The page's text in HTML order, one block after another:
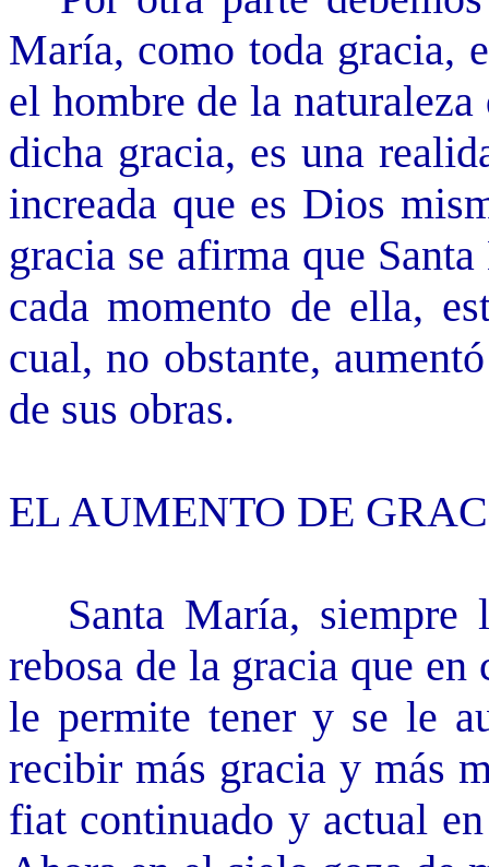
María, como toda gracia,
el hombre de la
dicha gracia, es una
increada que es Dios
gracia se afirma que
cada momento de ella,
cual, no obstante,
de sus obras.
EL AUMENTO DE
Santa María, siempre
rebosa de la gracia que
le permite tener y se le
recibir más gracia y más
fiat continuado y actual